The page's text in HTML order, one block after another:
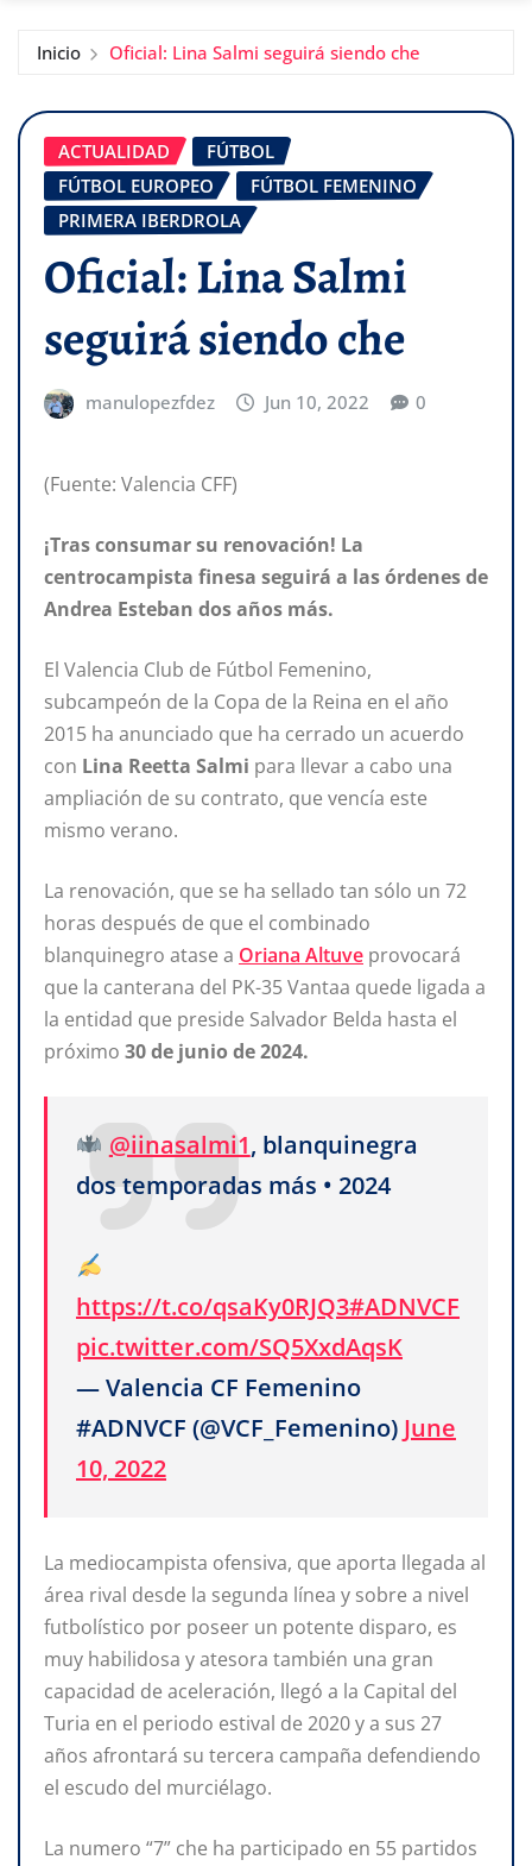
Inicio Oficial: Lina Salmi seguirá siendo che
ACTUALIDAD
FÚTBOL
FÚTBOL EUROPEO
FÚTBOL FEMENINO
PRIMERA IBERDROLA
Oficial: Lina Salmi
seguirá siendo che
manulopezfdez Jun 10, 2022 0
(Fuente: Valencia CFF)
¡Tras consumar su renovación! La
centrocampista finesa seguirá a las órdenes de
Andrea Esteban dos años más.
El Valencia Club de Fútbol Femenino,
subcampeón de la Copa de la Reina en el año
2015 ha anunciado que ha cerrado un acuerdo
con Lina Reetta Salmi para llevar a cabo una
ampliación de su contrato, que vencía este
mismo verano.
La renovación, que se ha sellado tan sólo un 72
horas después de que el combinado
blanquinegro atase a Oriana Altuve provocará
que la canterana del PK-35 Vantaa quede ligada a
la entidad que preside Salvador Belda hasta el
próximo 30 de junio de 2024.
@iinasalmi1, blanquinegra
dos temporadas más • 2024
https://t.co/qsaKy0RJQ3#ADNVCF
pic.twitter.com/SQ5XxdAqsK
— Valencia CF Femenino
#ADNVCF (@VCF_Femenino) June
10, 2022
La mediocampista ofensiva, que aporta llegada al
área rival desde la segunda línea y sobre a nivel
futbolístico por poseer un potente disparo, es
muy habilidosa y atesora también una gran
capacidad de aceleración, llegó a la Capital del
Turia en el periodo estival de 2020 y a sus 27
años afrontará su tercera campaña defendiendo
el escudo del murciélago.
La numero “7” che ha participado en 55 partidos